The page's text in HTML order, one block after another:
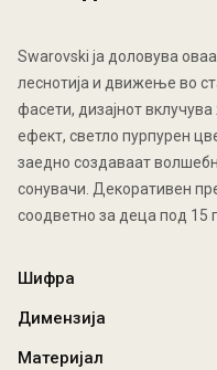
Swarovski ја доловува
леснотија и движење во
фасети, дизајнот
ефект, светло пурпурен
заедно создаваат
сонувачи. Декоративен
соодветно за деца под 15
Шифра
Димензија
Материјал